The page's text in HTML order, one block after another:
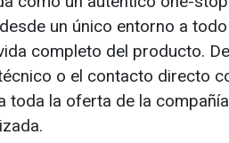
un único entorno a
completo del producto.
o el contacto directo
toda la oferta de la